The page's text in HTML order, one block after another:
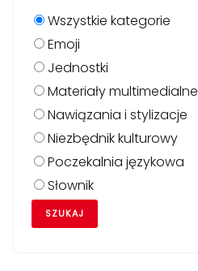
Wszystkie kategorie
Emoji
Jednostki
Materiały multimedialne
Nawiązania i stylizacje
Niezbędnik kulturowy
Poczekalnia językowa
Słownik